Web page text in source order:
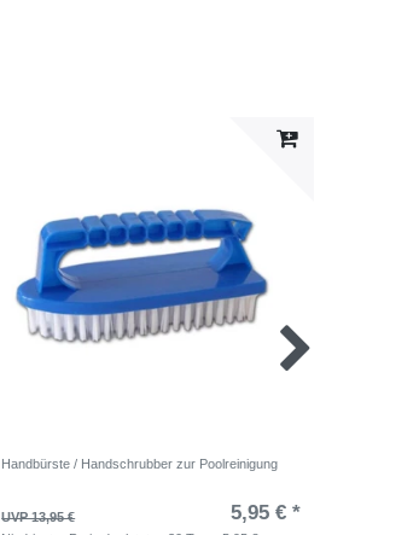
Handbürste / Handschrubber zur Poolreinigung
UVP 13,95 € 5,95 € *